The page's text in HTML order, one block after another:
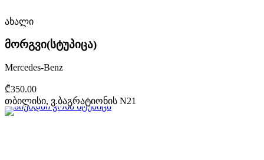
ახალი
მორგვი(სტუპიცა)
Mercedes-Benz
₾350.00
თბილისი, ვ.ბაგრატიონის N21